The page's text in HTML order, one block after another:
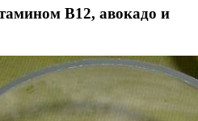
В12, авокадо и